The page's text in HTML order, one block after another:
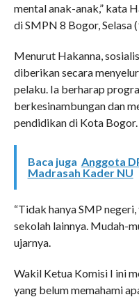
mental anak-anak,” kata
di SMPN 8 Bogor, Selasa
Menurut Hakanna,
diberikan secara
pelaku. Ia berharap
berkesinambungan dan
pendidikan di Kota Bogor.
Baca juga Anggota
Madrasah Kader NU
“Tidak hanya SMP
sekolah lainnya. Mudah-
ujarnya.
Wakil Ketua Komisi I ini
yang belum memahami